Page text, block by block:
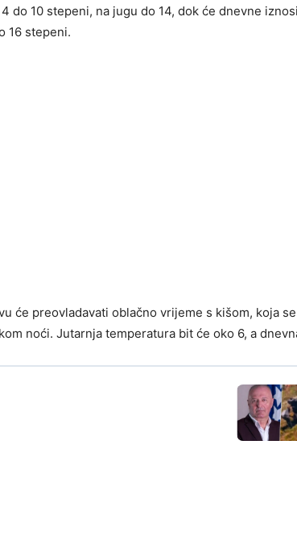
do 10 stepeni, na jugu do 14, dok će dnevne
16 stepeni.
će preovladavati oblačno vrijeme s kišom, koja
noći. Jutarnja temperatura bit će oko 6, a